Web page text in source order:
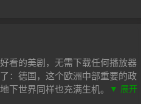
看的美剧，无需下载任何播放器
：德国，这个欧洲中部重要的政
下世界同样也充满生机。从阿尔
▼ 展开